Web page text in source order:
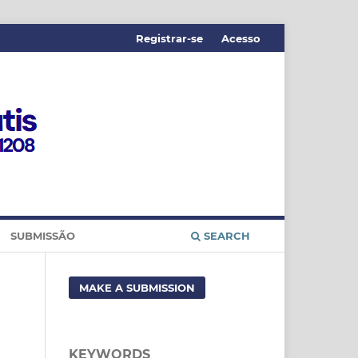
SUBMISSÃO SEARCH
Registrar-se Acesso
MAKE A SUBMISSION
KEYWORDS